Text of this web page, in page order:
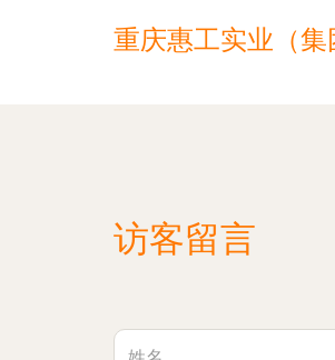
重庆惠工实业（集
访客留言